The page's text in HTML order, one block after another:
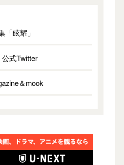
「眩耀」
式Twitter
＆mook